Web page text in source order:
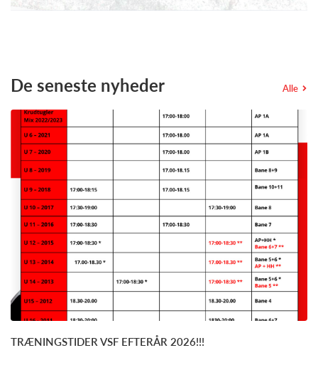
De seneste nyheder Alle
TRÆNINGSTIDER VSF EFTERÅR 2026!!!